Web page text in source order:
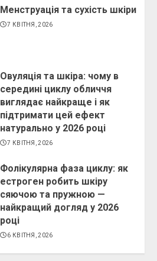
Менструація та сухість шкіри
7 КВІТНЯ, 2026
Овуляція та шкіра: чому в
середині циклу обличчя
виглядає найкраще і як
підтримати цей ефект
натурально у 2026 році
7 КВІТНЯ, 2026
Фолікулярна фаза циклу: як
естроген робить шкіру
сяючою та пружною —
найкращий догляд у 2026
році
6 КВІТНЯ, 2026